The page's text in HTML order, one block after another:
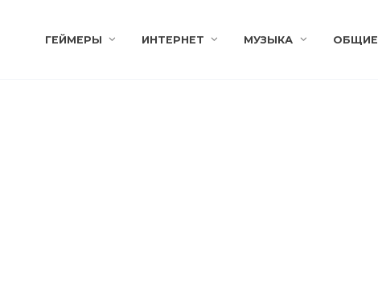
ГЕЙМЕРЫ ИНТЕРНЕТ МУЗЫКА ОБЩИЕ